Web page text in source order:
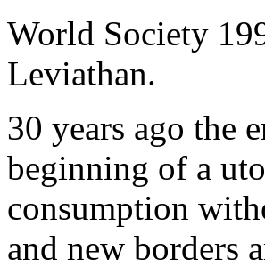
World Society
Leviathan.
30 years ago the
beginning of a
consumption
and new borders